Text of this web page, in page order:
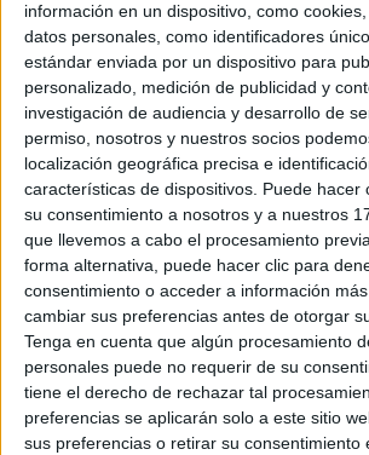
información en un dispositivo, como
datos personales, como identificadores
estándar enviada por un dispositivo para
personalizado, medición de publicidad y
investigación de audiencia y desarrollo de
permiso, nosotros y nuestros socios
localización geográfica precisa e
características de dispositivos. Puede hacer
su consentimiento a nosotros y a nuestros
que llevemos a cabo el procesamiento
forma alternativa, puede hacer clic para
consentimiento o acceder a información
cambiar sus preferencias antes de otorgar
Tenga en cuenta que algún procesamiento
personales puede no requerir de su
tiene el derecho de rechazar tal
preferencias se aplicarán solo a este sitio
sus preferencias o retirar su consentimiento
Sobre ti
Soy:*
Chico
Chica
¿En qué año terminas (o terminaste)
Soy estudiante de:*
Términos y Condiciones de